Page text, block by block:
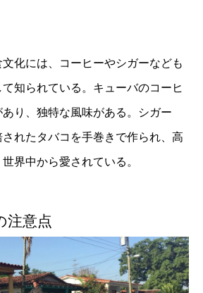
化には、コーヒーやシガーなども
知られている。キューバのコーヒ
り、独特な風味がある。シガー
れたタバコを手巻きで作られ、高
界中から愛されている。
注意点